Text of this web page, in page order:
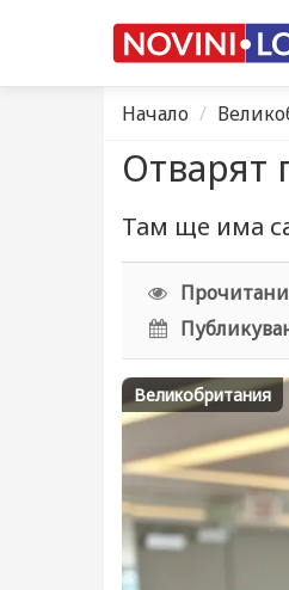
Начало
Отварят
Там ще има
Великобритания